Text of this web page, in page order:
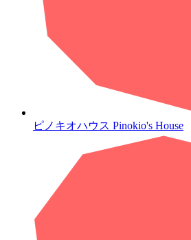
ピノキオハウス Pinokio's House